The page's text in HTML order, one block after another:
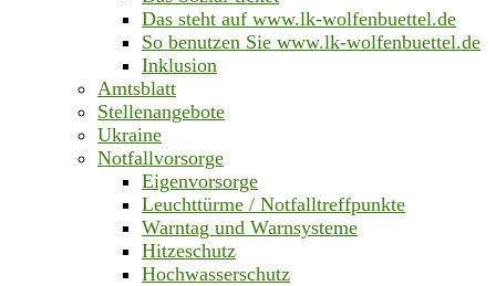
Das steht auf www.lk-wolfenbuettel.de
So benutzen Sie www.lk-wolfenbuettel.de
Inklusion
Amtsblatt
Stellenangebote
Ukraine
Notfallvorsorge
Eigenvorsorge
Leuchttürme / Notfalltreffpunkte
Warntag und Warnsysteme
Hitzeschutz
Hochwasserschutz